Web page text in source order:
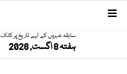
سابقہ خبروں کے لیے تاریخ پر
ہفتہ 8 اگست, 2026